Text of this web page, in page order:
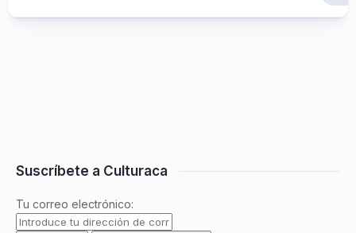
Suscríbete a Culturaca
Tu correo electrónico: